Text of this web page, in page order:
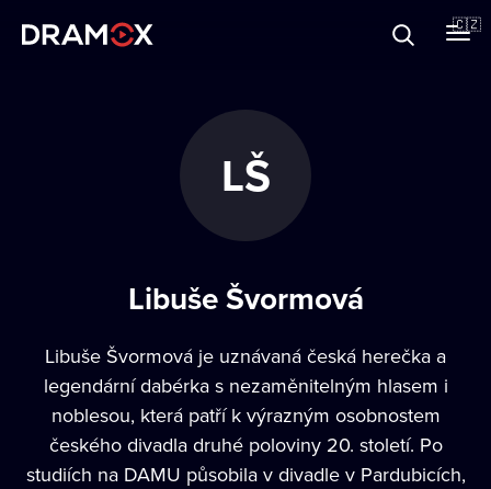
🇨🇿
LŠ
Libuše Švormová
Libuše Švormová je uznávaná česká herečka a
legendární dabérka s nezaměnitelným hlasem i
noblesou, která patří k výrazným osobnostem
českého divadla druhé poloviny 20. století. Po
studiích na DAMU působila v divadle v Pardubicích,